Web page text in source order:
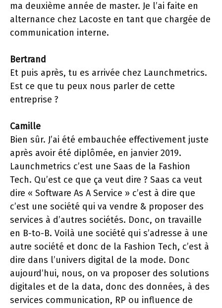
ma deuxième année de master. Je l’ai faite en
alternance chez Lacoste en tant que chargée de
communication interne.
Bertrand
Et puis après, tu es arrivée chez Launchmetrics.
Est ce que tu peux nous parler de cette
entreprise ?
Camille
Bien sûr. J’ai été embauchée effectivement juste
après avoir été diplômée, en janvier 2019.
Launchmetrics c’est une Saas de la Fashion
Tech. Qu’est ce que ça veut dire ? Saas ca veut
dire « Software As A Service » c’est à dire que
c’est une société qui va vendre & proposer des
services à d’autres sociétés. Donc, on travaille
en B-to-B. Voilà une société qui s’adresse à une
autre société et donc de la Fashion Tech, c’est à
dire dans l’univers digital de la mode. Donc
aujourd’hui, nous, on va proposer des solutions
digitales et de la data, donc des données, à des
services communication, RP ou influence de